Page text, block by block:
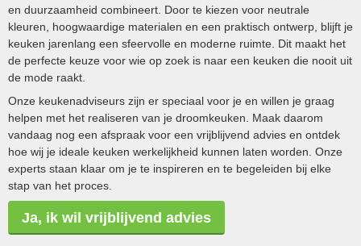
en duurzaamheid combineert. Door te kiezen voor neutrale
kleuren, hoogwaardige materialen en een praktisch ontwerp, blijft je
keuken jarenlang een sfeervolle en moderne ruimte. Dit maakt het
de perfecte keuze voor wie op zoek is naar een keuken die nooit uit
de mode raakt.
Onze keukenadviseurs zijn er speciaal voor je en willen je graag
helpen met het realiseren van je droomkeuken. Maak daarom
vandaag nog een afspraak voor een vrijblijvend advies en ontdek
hoe wij je ideale keuken werkelijkheid kunnen laten worden. Onze
experts staan klaar om je te inspireren en te begeleiden bij elke
stap van het proces.
Ja, ik wil vrijblijvend advies